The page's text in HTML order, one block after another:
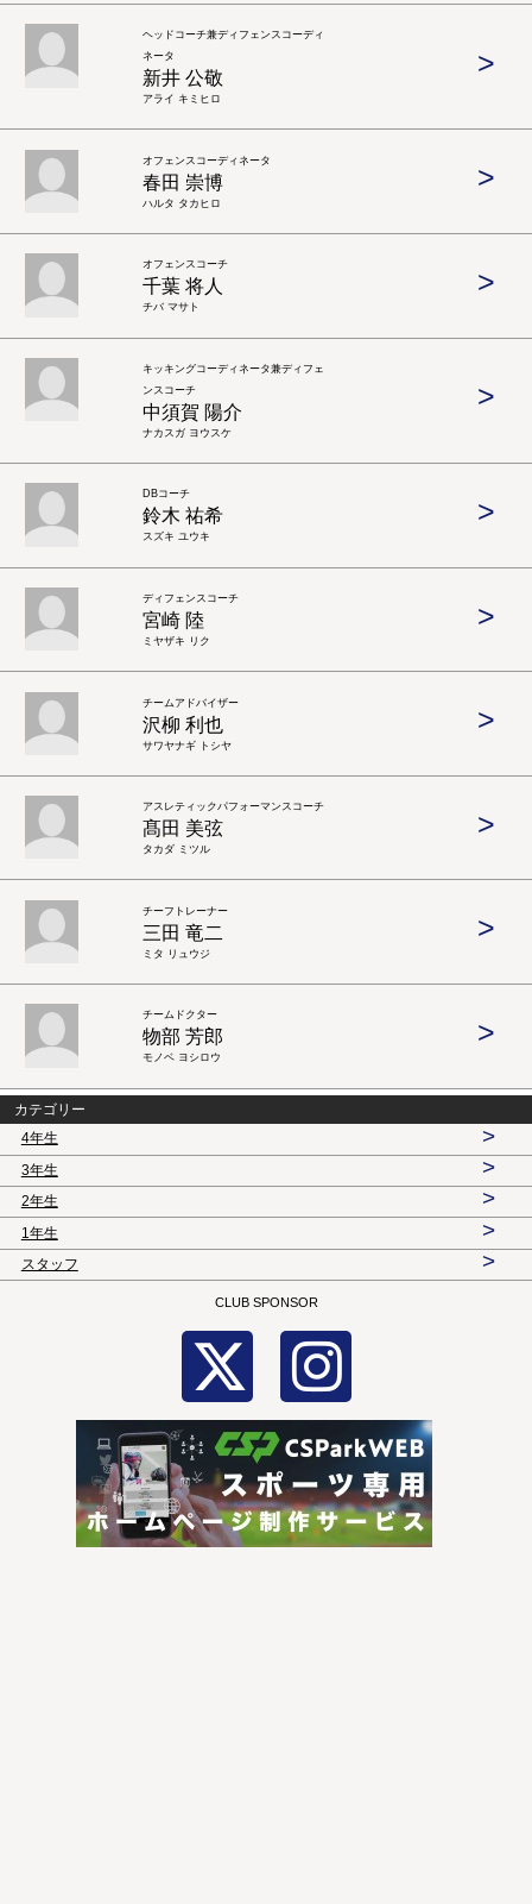
ヘッドコーチ兼ディフェンスコーディ
ネータ
新井 公敬
アライ キミヒロ
>
オフェンスコーディネータ
春田 崇博
ハルタ タカヒロ
>
オフェンスコーチ
千葉 将人
チバ マサト
>
キッキングコーディネータ兼ディフェ
ンスコーチ
中須賀 陽介
ナカスガ ヨウスケ
>
DBコーチ
鈴木 祐希
スズキ ユウキ
>
ディフェンスコーチ
宮崎 陸
ミヤザキ リク
>
チームアドバイザー
沢柳 利也
サワヤナギ トシヤ
>
アスレティックパフォーマンスコーチ
髙田 美弦
タカダ ミツル
>
チーフトレーナー
三田 竜二
ミタ リュウジ
>
チームドクター
物部 芳郎
モノベ ヨシロウ
>
カテゴリー
4年生
>
3年生 >
2年生 >
1年生 >
スタッフ >
CLUB SPONSOR